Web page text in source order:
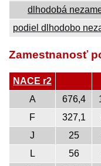
dlhodobá
podiel dlhodobo
Zamestnanosť
NACE r2
A
676,4
F
327,1
J
25
L
56